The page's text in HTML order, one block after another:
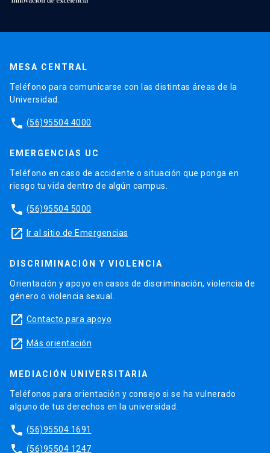
MESA CENTRAL
Teléfono para comunicarse con las distintas áreas de la
Universidad.
phone (56)95504 4000
EMERGENCIAS UC
Teléfono en caso de accidente o situación que ponga en
riesgo tu vida dentro de algún campus.
phone (56)95504 5000
launch Ir al sitio de Emergencias
DISCRIMINACIÓN Y VIOLENCIA
Orientación y apoyo en casos de discriminación, violencia de
género o violencia sexual.
launch Contacto para apoyo
launch Más orientación
MEDIACIÓN UNIVERSITARIA
Teléfonos para orientación y consejo si se ha vulnerado
alguno de tus derechos en la universidad.
phone (56)95504 1691
phone (56)95504 1247